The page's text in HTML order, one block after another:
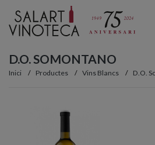
D.O. SOMONTANO
Inici Productes Vins Blancs D.O.